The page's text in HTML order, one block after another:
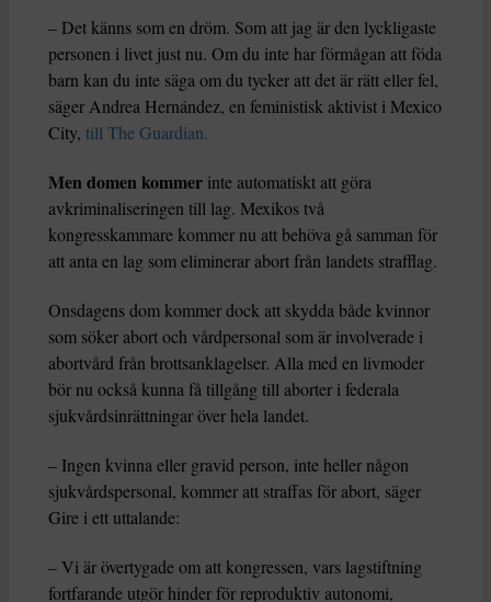
– Det känns som en dröm. Som att jag är den lyckligaste
personen i livet just nu. Om du inte har förmågan att föda
barn kan du inte säga om du tycker att det är rätt eller fel,
säger Andrea Hernández, en feministisk aktivist i Mexico
City, till The Guardian.
Men domen kommer inte automatiskt att göra
avkriminaliseringen till lag. Mexikos två
kongresskammare kommer nu att behöva gå samman för
att anta en lag som eliminerar abort från landets strafflag.
Onsdagens dom kommer dock att skydda både kvinnor
som söker abort och vårdpersonal som är involverade i
abortvård från brottsanklagelser. Alla med en livmoder
bör nu också kunna få tillgång till aborter i federala
sjukvårdsinrättningar över hela landet.
– Ingen kvinna eller gravid person, inte heller någon
sjukvårdspersonal, kommer att straffas för abort, säger
Gire i ett uttalande:
– Vi är övertygade om att kongressen, vars lagstiftning
fortfarande utgör hinder för reproduktiv autonomi,